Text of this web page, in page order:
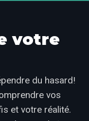
votre
du hasard!
vos
et votre réalité.